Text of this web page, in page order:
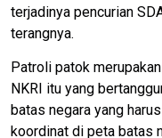
terjadinya pencurian
terangnya.
Patroli patok
NKRI itu yang
batas negara yang
koordinat di peta batas